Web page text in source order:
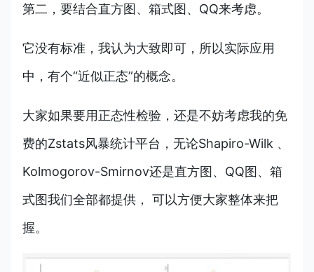
第二，要结合直方图、箱式图、QQ来考虑。
它没有标准，我认为大致即可，所以实际应用
中，有个“近似正态”的概念。
大家如果要用正态性检验，还是不妨考虑我的免
费的Zstats风暴统计平台，无论Shapiro-Wilk 、
Kolmogorov-Smirnov还是直方图、QQ图、箱
式图我们全部都提供， 可以方便大家整体来把
握。